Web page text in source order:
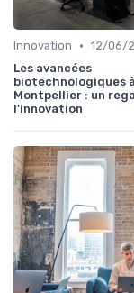
Innovation • 12/06/
Les avancées
biotechnologiques à
Montpellier : un
l'innovation